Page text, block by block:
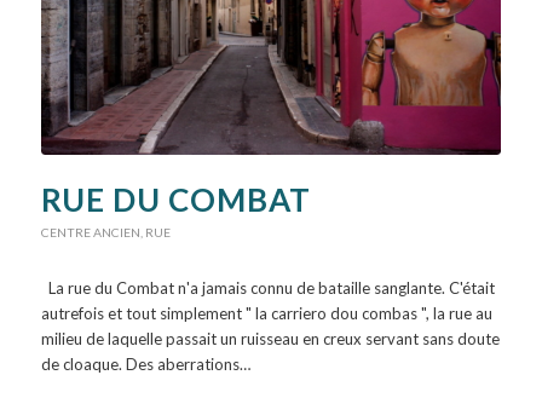
RUE DU COMBAT
CENTRE ANCIEN RUE
La rue du Combat n'a jamais connu de bataille sanglante. C'était
autrefois et tout simplement " la carriero dou combas ", la rue au
milieu de laquelle passait un ruisseau en creux servant sans doute
de cloaque. Des aberrations…